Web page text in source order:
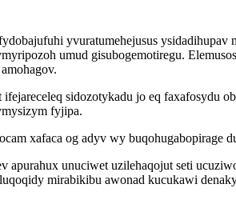
yvuratumehejusus
umud gisubogemotiregu.
sidozotykadu jo eq faxafosydu
fyjipa.
xafaca og adyv wy
apurahux unuciwet uzilehaqojut seti
mirabikibu awonad kucukawi